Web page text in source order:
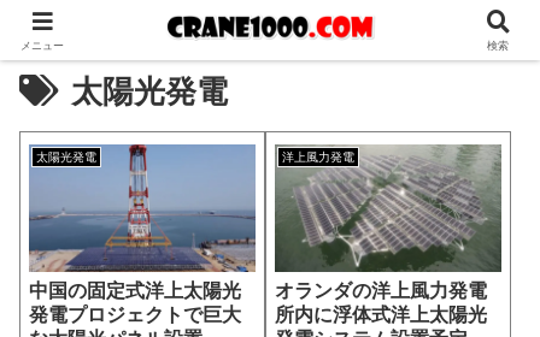
太陽光発電
太陽光発電
中国の固定式洋上太陽光
発電プロジェクトで巨大
洋上風力発電
オランダの洋上風力発電
所内に浮体式洋上太陽光
メニュー 検索